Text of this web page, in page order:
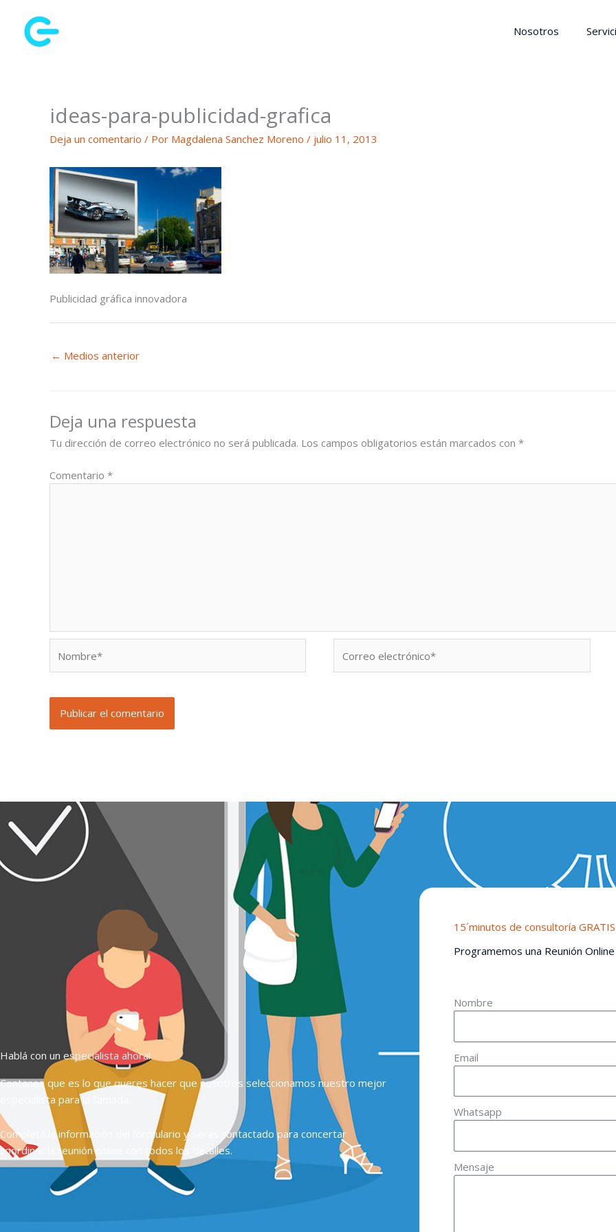
contenido
Nosotros
ideas-para-publicidad-grafica
Deja un comentario / Por Magdalena Sanchez Moreno / julio 11, 2013
Publicidad gráfica innovadora
← Medios anterior
Deja una respuesta
Tu dirección de correo electrónico no será publicada. Los campos obligatorios están marcados con *
Comentario *
electrónico*
Hablá con un especialista ahora!
Contanos que es lo que queres hacer que nosotros seleccionamos nuestro mejor
especialista para la llamada.
Completá la información del formulario y serás contactado para concertar
coordinar la reunión online con todos los detalles.
15´minutos de consultoría GRATIS
Programemos una Reunión Online
Nombre
Email
Whatsapp
Mensaje